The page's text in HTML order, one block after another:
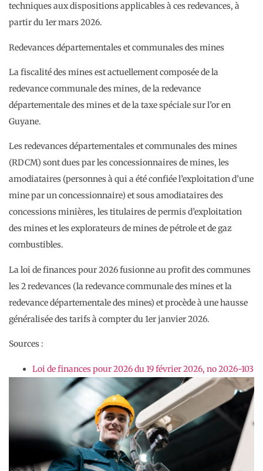
techniques aux dispositions applicables à ces redevances, à
partir du 1er mars 2026.
Redevances départementales et communales des mines
La fiscalité des mines est actuellement composée de la
redevance communale des mines, de la redevance
départementale des mines et de la taxe spéciale sur l’or en
Guyane.
Les redevances départementales et communales des mines
(RDCM) sont dues par les concessionnaires de mines, les
amodiataires (personnes à qui a été confiée l’exploitation d’une
mine par un concessionnaire) et sous amodiataires des
concessions minières, les titulaires de permis d’exploitation
des mines et les explorateurs de mines de pétrole et de gaz
combustibles.
La loi de finances pour 2026 fusionne au profit des communes
les 2 redevances (la redevance communale des mines et la
redevance départementale des mines) et procède à une hausse
généralisée des tarifs à compter du 1er janvier 2026.
Sources :
Loi de finances pour 2026 du 19 février 2026, no 2026-103